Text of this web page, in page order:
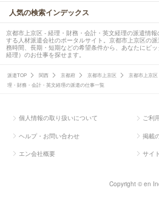
人気の検索インデックス
京都市上京区 - 経理・財務・会計・英文経理の派遣情
する人材派遣会社のポータルサイト。京都市上京区の
務時間、長期・短期などの希望条件から、あなたにピ
経理）のお仕事を探せます。
派遣TOP 関西 京都府 京都市上京区 京都市上京
理・財務・会計・英文経理の派遣の仕事一覧
個人情報の取り扱いについて ご利
ヘルプ・お問い合わせ 掲載
エン会社概要 サイ
Copyright © en